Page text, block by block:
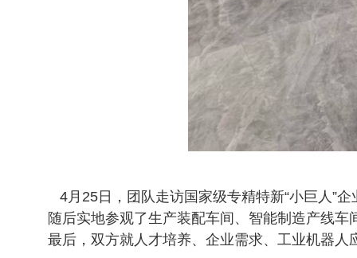
4月25日，团队走访国家级专精特新“小巨人”
随后实地参观了生产装配车间、智能制造产线
最后，双方就人才培养、企业需求、工业机器